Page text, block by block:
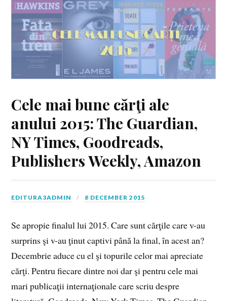
Cele mai bune cărţi ale
anului 2015: The Guardian,
NY Times, Goodreads,
Publishers Weekly, Amazon
EDITURA3ADMIN 8 DECEMBER 2015
Se apropie finalul lui 2015. Care sunt cărţile care v-au
surprins şi v-au ţinut captivi până la final, în acest an?
Decembrie aduce cu el şi topurile celor mai apreciate
cărţi. Pentru fiecare dintre noi dar şi pentru cele mai
mari publicaţii internaţionale care scriu despre